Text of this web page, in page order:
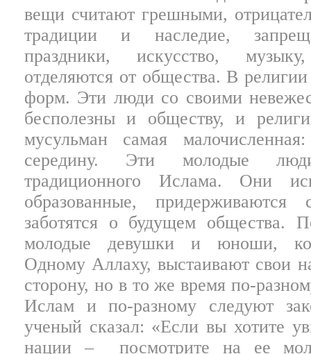
вещи считают грешными,
традиции и наследие,
праздники, искусство,
отделяются от общества. В
форм. Эти люди со своими
бесполезны и обществу, и
мусульман самая
середину. Эти молодые
традиционного Ислама. Они
образованные,
заботятся о будущем общества.
молодые девушки и юноши,
Одному Аллаху, выстаивают свои
сторону, но в то же время по-
Ислам и по-разному следуют
ученый сказал: «Если вы хотите
нации –
посмотрите на ее